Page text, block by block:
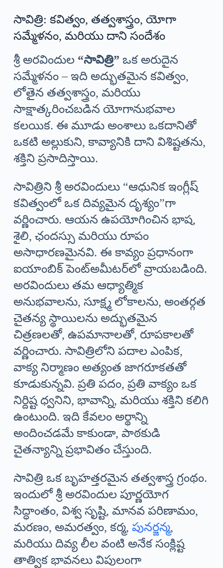
సావిత్రి: కవిత్వం, తత్వశాస్త్రం, యోగా
సమ్మేళనం, మరియు దాని సందేశం
శ్రీ అరవిందుల “సావిత్రి” ఒక అరుదైన
సమ్మేళనం – ఇది అద్భుతమైన కవిత్వం,
లోతైన తత్వశాస్త్రం, మరియు
సాక్షాత్కరించబడిన యోగానుభవాల
కలయిక. ఈ మూడు అంశాలు ఒకదానితో
ఒకటి అల్లుకుని, కావ్యానికి దాని విశిష్టతను,
శక్తిని ప్రసాదిస్తాయి.
సావిత్రిని శ్రీ అరవిందులు “ఆధునిక ఇంగ్లీష్
కవిత్వంలో ఒక దివ్యమైన దృశ్యం”గా
వర్ణించారు. ఆయన ఉపయోగించిన భాష,
శైలి, ఛందస్సు మరియు రూపం
అసాధారణమైనవి. ఈ కావ్యం ప్రధానంగా
ఐయాంబిక్ పెంట్అమీటర్‌లో వ్రాయబడింది.
అరవిందులు తమ ఆధ్యాత్మిక
అనుభవాలను, సూక్ష్మ లోకాలను, అంతర్గత
చైతన్య స్థాయిలను అద్భుతమైన
చిత్రణలతో, ఉపమానాలతో, రూపకాలతో
వర్ణించారు. సావిత్రిలోని పదాల ఎంపిక,
వాక్య నిర్మాణం అత్యంత జాగరూకతతో
కూడుకున్నవి. ప్రతి పదం, ప్రతి వాక్యం ఒక
నిర్దిష్ట ధ్వనిని, భావాన్ని, మరియు శక్తిని కలిగి
ఉంటుంది. ఇది కేవలం అర్థాన్ని
అందించడమే కాకుండా, పాఠకుడి
చైతన్యాన్ని ప్రభావితం చేస్తుంది.
సావిత్రి ఒక బృహత్తరమైన తత్వశాస్త్ర గ్రంథం.
ఇందులో శ్రీ అరవిందుల పూర్ణయోగ
సిద్ధాంతం, విశ్వ సృష్టి, మానవ పరిణామం,
మరణం, అమరత్వం, కర్మ, పునర్జన్మ,
మరియు దివ్య లీల వంటి అనేక సంక్లిష్ట
తాత్విక భావనలు విపులంగా